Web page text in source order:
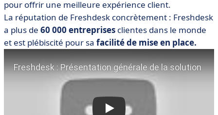
pour offrir une meilleure expérience client.
La réputation de Freshdesk concrètement : Freshdesk
a ​​plus de 60 000 entreprises clientes dans le monde
et est plébiscité pour sa facilité de mise en place.